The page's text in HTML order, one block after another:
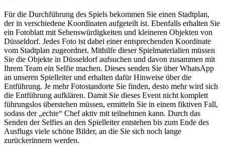
Für die Durchführung des Spiels bekommen Sie einen Stadtplan,
der in verschiedene Koordinaten aufgeteilt ist. Ebenfalls erhalten Sie
ein Fotoblatt mit Sehenswürdigkeiten und kleineren Objekten von
Düsseldorf. Jedes Foto ist dabei einer entsprechenden Koordinate
vom Stadtplan zugeordnet. Mithilfe dieser Spielmaterialien müssen
Sie die Objekte in Düsseldorf aufsuchen und davon zusammen mit
Ihrem Team ein Selfie machen. Dieses senden Sie über WhatsApp
an unseren Spielleiter und erhalten dafür Hinweise über die
Entführung. Je mehr Fotostandorte Sie finden, desto mehr wird sich
die Entführung aufklären. Damit Sie dieses Event nicht komplett
führungslos überstehen müssen, ermitteln Sie in einem fiktiven Fall,
sodass der „echte“ Chef aktiv mit teilnehmen kann. Durch das
Senden der Selfies an den Spielleiter entstehen bis zum Ende des
Ausflugs viele schöne Bilder, an die Sie sich noch lange
zurückerinnern werden.